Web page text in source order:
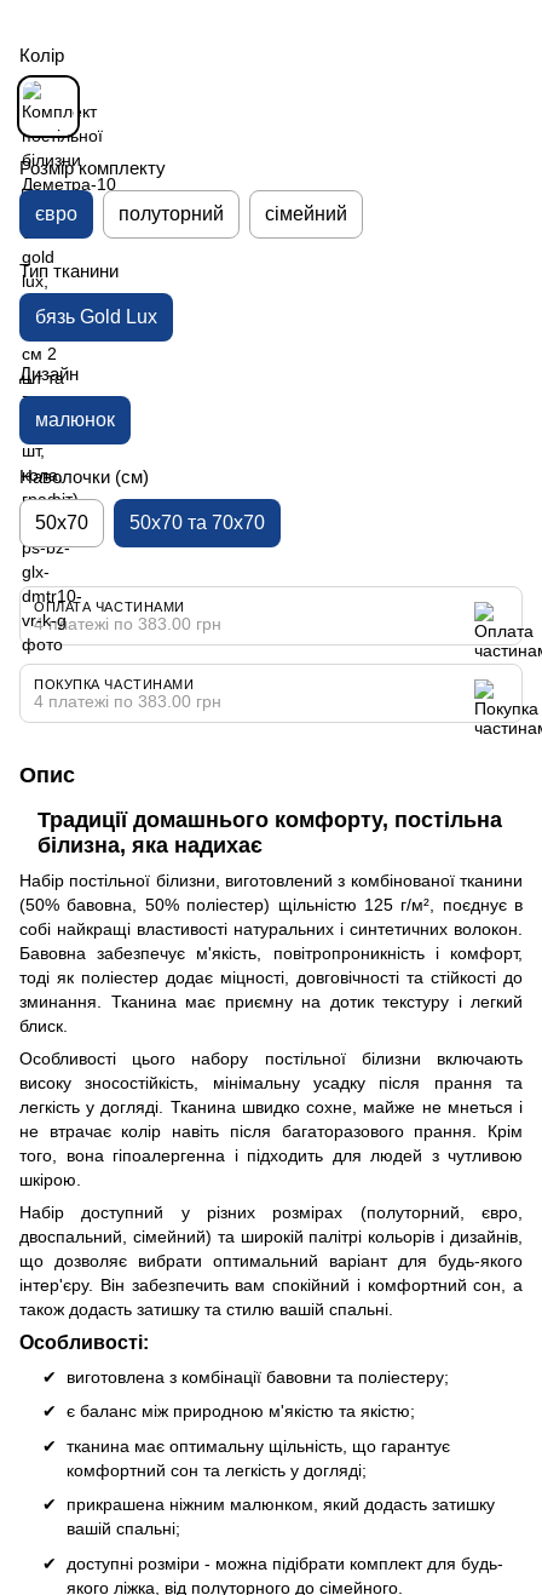
Колір
Розмір комплекту
євро полуторний сімейний
Тип тканини
бязь Gold Lux
Дизайн
малюнок
Наволочки (см)
50х70 50х70 та 70х70
ОПЛАТА ЧАСТИНАМИ
4 платежі по 383.00 грн
ПОКУПКА ЧАСТИНАМИ
4 платежі по 383.00 грн
Опис
Традиції домашнього комфорту, постільна
білизна, яка надихає
Набір постільної білизни, виготовлений з комбінованої тканини
(50% бавовна, 50% поліестер) щільністю 125 г/м², поєднує в
собі найкращі властивості натуральних і синтетичних волокон.
Бавовна забезпечує м'якість, повітропроникність і комфорт,
тоді як поліестер додає міцності, довговічності та стійкості до
зминання. Тканина має приємну на дотик текстуру і легкий
блиск.
Особливості цього набору постільної білизни включають
високу зносостійкість, мінімальну усадку після прання та
легкість у догляді. Тканина швидко сохне, майже не мнеться і
не втрачає колір навіть після багаторазового прання. Крім
того, вона гіпоалергенна і підходить для людей з чутливою
шкірою.
Набір доступний у різних розмірах (полуторний, євро,
двоспальний, сімейний) та широкій палітрі кольорів і дизайнів,
що дозволяє вибрати оптимальний варіант для будь-якого
інтер'єру. Він забезпечить вам спокійний і комфортний сон, а
також додасть затишку та стилю вашій спальні.
Особливості:
виготовлена з комбінації бавовни та поліестеру;
є баланс між природною м'якістю та якістю;
тканина має оптимальну щільність, що гарантує
комфортний сон та легкість у догляді;
прикрашена ніжним малюнком, який додасть затишку
вашій спальні;
доступні розміри - можна підібрати комплект для будь-
якого ліжка, від полуторного до сімейного.